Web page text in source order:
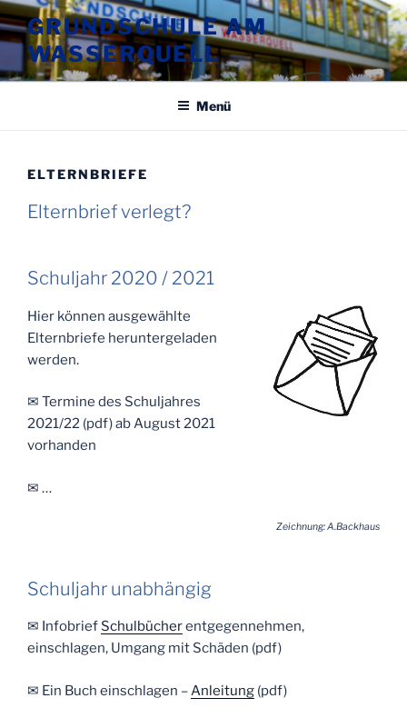
Zum
Inhalt
springen
GRUNDSCHULE AM
WASSERQUELL
Menü
ELTERNBRIEFE
Elternbrief verlegt?
Schuljahr 2020 / 2021
Hier können ausgewählte
Elternbriefe heruntergeladen
werden.
✉ Termine des Schuljahres
2021/22 (pdf) ab August 2021
vorhanden
✉ …
Zeichnung: A.Backhaus
Schuljahr unabhängig
✉ Infobrief Schulbücherentgegennehmen,
einschlagen, Umgang mit Schäden (pdf)
✉ Ein Buch einschlagen – Anleitung (pdf)